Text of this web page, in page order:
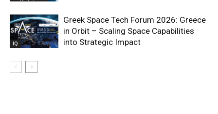
IQ
Greek Space Tech Forum 2026: Greece
in Orbit – Scaling Space Capabilities
into Strategic Impact